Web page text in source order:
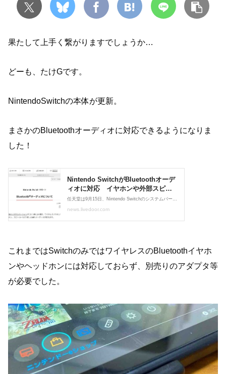
果たして上手く繋がりますでしょうか…
どーも、たけGです。
NintendoSwitchの本体が更新。
まさかのBluetoothオーディオに対応できるようになりま
した！
これまではSwitchのみではワイヤレスのBluetoothイヤホ
ンやヘッドホンには対応しておらず、別売りのアダプタ等
が必要でした。